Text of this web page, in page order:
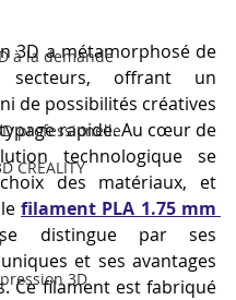
à la demande
professionelle
CREALITY
3D
3D a métamorphosé de
secteurs, offrant un
de possibilités créatives
rapide. Au cœur de
technologique se
des matériaux, et
filament PLA 1.75 mm
distingue par ses
et ses avantages
Ce filament est fabriqué